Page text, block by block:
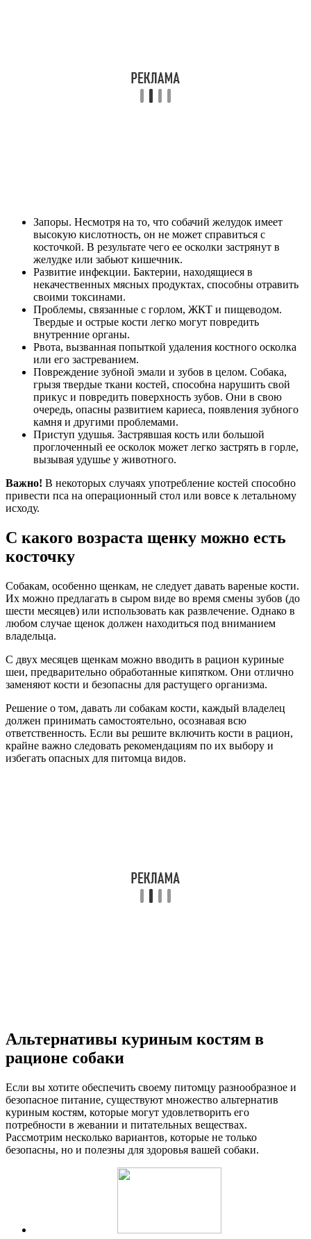
Запоры. Несмотря на то, что собачий желудок имеет
высокую кислотность, он не может справиться с
косточкой. В результате чего ее осколки застрянут в
желудке или забьют кишечник.
Развитие инфекции. Бактерии, находящиеся в
некачественных мясных продуктах, способны отравить
своими токсинами.
Проблемы, связанные с горлом, ЖКТ и пищеводом.
Твердые и острые кости легко могут повредить
внутренние органы.
Рвота, вызванная попыткой удаления костного осколка
или его застреванием.
Повреждение зубной эмали и зубов в целом. Собака,
грызя твердые ткани костей, способна нарушить свой
прикус и повредить поверхность зубов. Они в свою
очередь, опасны развитием кариеса, появления зубного
камня и другими проблемами.
Приступ удушья. Застрявшая кость или большой
проглоченный ее осколок может легко застрять в горле,
вызывая удушье у животного.
Важно! В некоторых случаях употребление костей способно
привести пса на операционный стол или вовсе к летальному
исходу.
С какого возраста щенку можно есть
косточку
Собакам, особенно щенкам, не следует давать вареные кости.
Их можно предлагать в сыром виде во время смены зубов (до
шести месяцев) или использовать как развлечение. Однако в
любом случае щенок должен находиться под вниманием
владельца.
С двух месяцев щенкам можно вводить в рацион куриные
шеи, предварительно обработанные кипятком. Они отлично
заменяют кости и безопасны для растущего организма.
Решение о том, давать ли собакам кости, каждый владелец
должен принимать самостоятельно, осознавая всю
ответственность. Если вы решите включить кости в рацион,
крайне важно следовать рекомендациям по их выбору и
избегать опасных для питомца видов.
Альтернативы куриным костям в
рационе собаки
Если вы хотите обеспечить своему питомцу разнообразное и
безопасное питание, существуют множество альтернатив
куриным костям, которые могут удовлетворить его
потребности в жевании и питательных веществах.
Рассмотрим несколько вариантов, которые не только
безопасны, но и полезны для здоровья вашей собаки.